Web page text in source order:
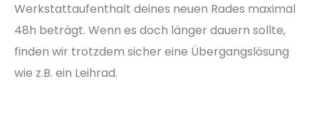
Werkstattaufenthalt deines neuen Rades maximal
48h beträgt. Wenn es doch länger dauern sollte,
finden wir trotzdem sicher eine Übergangslösung
wie z.B. ein Leihrad.